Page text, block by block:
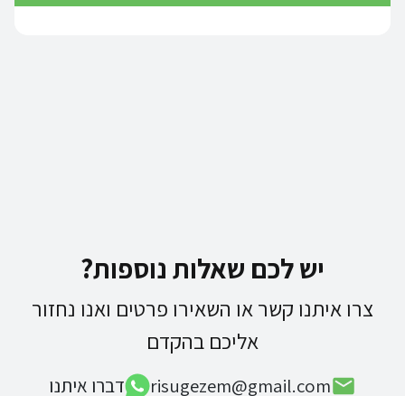
יש לכם שאלות נוספות?
צרו איתנו קשר או השאירו פרטים ואנו נחזור
אליכם בהקדם
risugezem@gmail.com דברו איתנו